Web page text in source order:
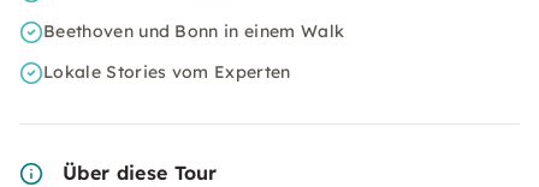
Beethoven und Bonn in einem Walk
Lokale Stories vom Experten
Über diese Tour